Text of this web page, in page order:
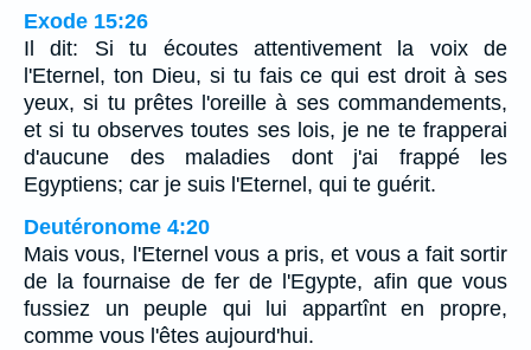
Exode 15:26
Il dit: Si tu écoutes attentivement la voix de
l'Eternel, ton Dieu, si tu fais ce qui est droit à ses
yeux, si tu prêtes l'oreille à ses commandements,
et si tu observes toutes ses lois, je ne te frapperai
d'aucune des maladies dont j'ai frappé les
Egyptiens; car je suis l'Eternel, qui te guérit.
Deutéronome 4:20
Mais vous, l'Eternel vous a pris, et vous a fait sortir
de la fournaise de fer de l'Egypte, afin que vous
fussiez un peuple qui lui appartînt en propre,
comme vous l'êtes aujourd'hui.